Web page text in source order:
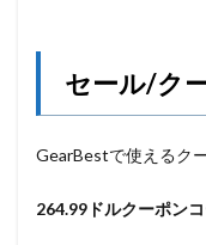
セール/ク
GearBestで使えるク
264.99ドルクーポン